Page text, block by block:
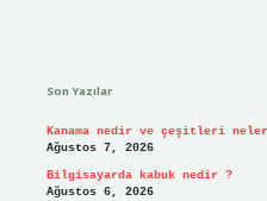
Son Yazılar
Kanama nedir ve çeşitleri
Ağustos 7, 2026
Bilgisayarda kabuk nedir ?
Ağustos 6, 2026